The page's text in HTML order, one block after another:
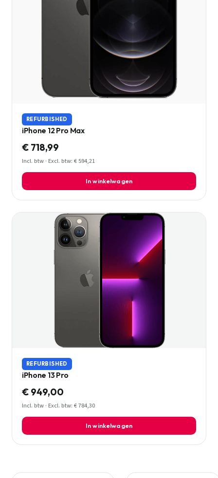
REFURBISHED
iPhone 12 Pro Max
€ 718,99
Incl. btw · Excl. btw: € 594,21
In winkelwagen
REFURBISHED
iPhone 13 Pro
€ 949,00
Incl. btw · Excl. btw: € 784,30
In winkelwagen